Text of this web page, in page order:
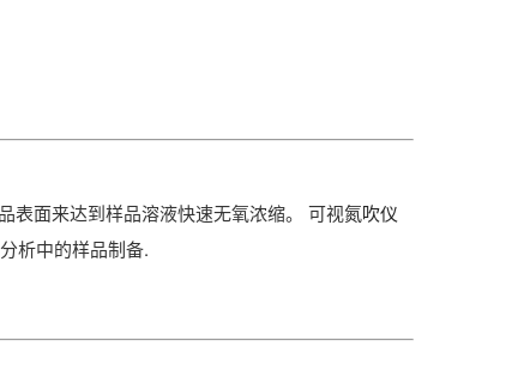
表面来达到样品溶液快速无氧浓缩。 可视氮吹仪
析中的样品制备.